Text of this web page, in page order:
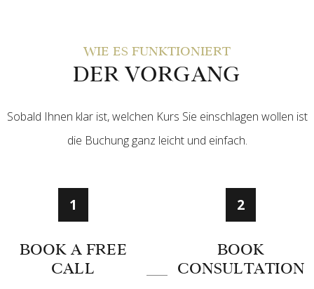
WIE ES FUNKTIONIERT
DER VORGANG
Sobald Ihnen klar ist, welchen Kurs Sie einschlagen wollen ist
die Buchung ganz leicht und einfach.
1
BOOK A FREE
CALL
2
BOOK
CONSULTATION